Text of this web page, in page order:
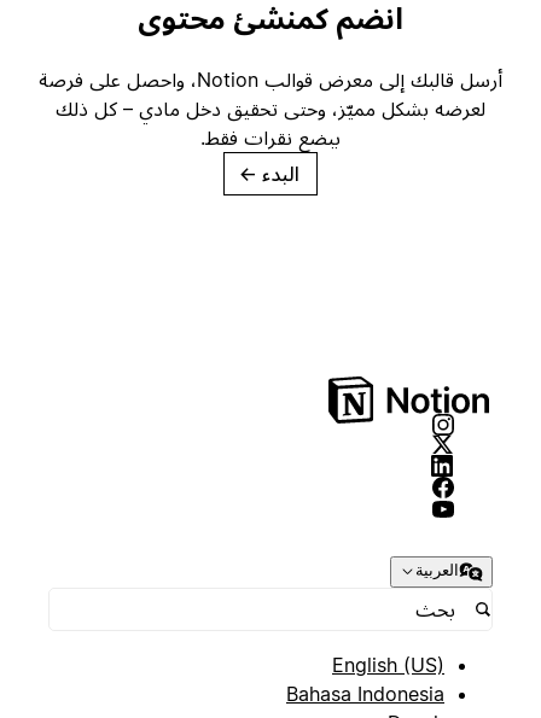
انضم كمنشئ محتوى
أرسل قالبك إلى معرض قوالب Notion، واحصل على فرصة
لعرضه بشكل مميّز، وحتى تحقيق دخل مادي – كل ذلك
ببضع نقرات فقط.
→
العربية
English (US)
Bahasa Indonesia